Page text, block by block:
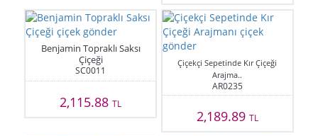
Benjamin Topraklı Saksı
Çiçeği
SC0011
2,115.88TL
Çiçekçi Sepetinde Kır Çiçeği
Arajma..
AR0235
2,189.89 TL